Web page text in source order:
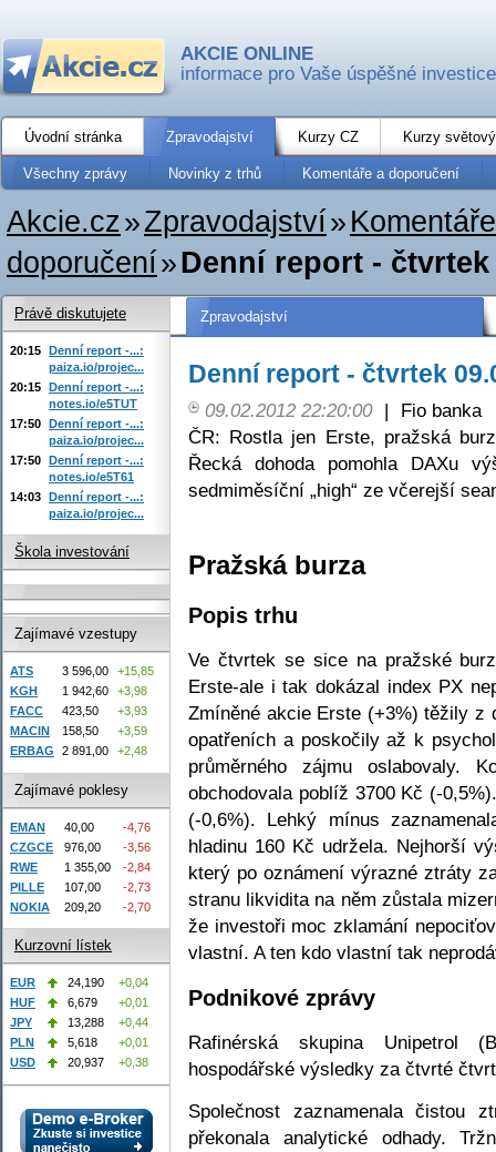
AKCIE ONLINE
informace pro Vaše úspěšné investice
Úvodní stránka Zpravodajství Kurzy CZ Kurzy
Všechny zprávy Novinky z trhů Komentáře a doporučení
Akcie.cz»Zpravodajství»
doporučení»Denní report - čtvrtek
Zpravodajství
Denní report - čtvrtek
09.02.2012 22:20:00 |
Fio banka
ČR: Rostla jen Erste, pražská
Řecká dohoda pomohla DAXu
sedmiměsíční „high“ ze včerejší
Pražská burza
Popis trhu
Ve čtvrtek se sice na pražské
Erste-ale i tak dokázal index PX
Zmíněné akcie Erste (+3%) těžily z
opatřeních a poskočily až k
průměrného zájmu oslabovaly.
obchodovala poblíž 3700 Kč (-
(-0,6%). Lehký mínus
hladinu 160 Kč udržela. Nejhorší
který po oznámení výrazné ztráty
stranu likvidita na něm zůstala
že investoři moc zklamání
vlastní. A ten kdo vlastní tak
Podnikové zprávy
Rafinérská skupina Unipetrol
hospodářské výsledky za čtvrté
Společnost zaznamenala čistou
překonala analytické odhady.
Právě diskutujete
20:15 Denní report -...:
paiza.io/projec...
20:15 Denní report -...:
notes.io/e5TUT
17:50 Denní report -...:
paiza.io/projec...
17:50 Denní report -...:
notes.io/e5T61
14:03 Denní report -...:
paiza.io/projec...
Škola investování
Zajímavé vzestupy
ATS 3 596,00
+15,85
KGH
1 942,60
+3,98
FACC
423,50
+3,93
MACIN
158,50
+3,59
ERBAG
2 891,00 +2,48
Zajímavé poklesy
EMAN 40,00
-4,76
CZGCE
976,00
-3,56
RWE
1 355,00
-2,84
PILLE
107,00
-2,73
NOKIA
209,20 -2,70
Kurzovní lístek
EUR 24,190
+0,04
HUF
6,679
+0,01
JPY
13,288
+0,44
PLN
5,618
+0,01
USD
20,937 +0,38